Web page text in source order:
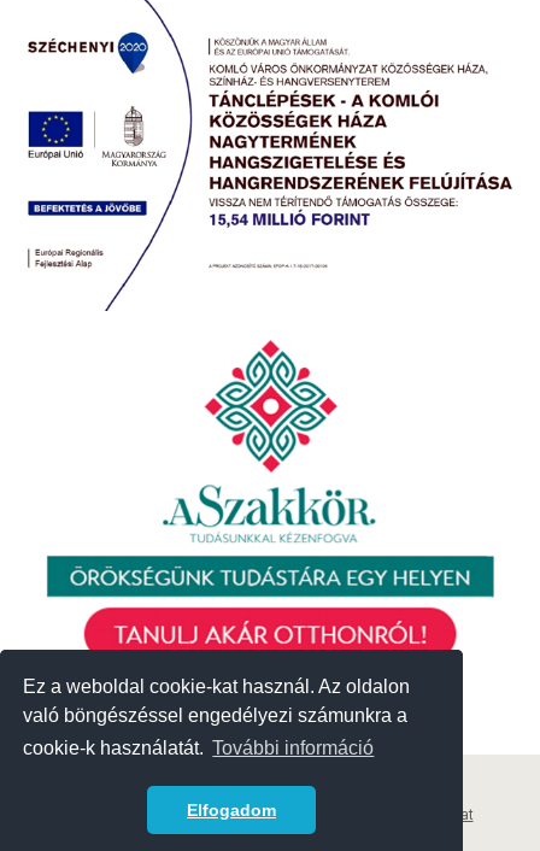
Ez a weboldal cookie-kat használ. Az oldalon
való böngészéssel engedélyezi számunkra a
cookie-k használatát. További információ
Elfogadom
Ez a weboldal cookie-kat használ. Az oldalon
való böngészéssel engedélyezi számunkra a
cookie-k használatát. További információ
Elfogadom
© 2018 Közösségek Háza
Korábbi események Adatvédelmi szabályzat